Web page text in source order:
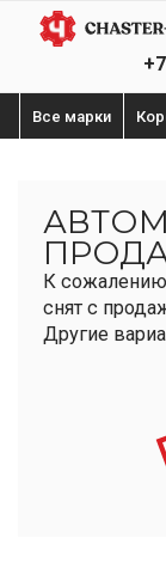
Все марки
К
снят с
Другие